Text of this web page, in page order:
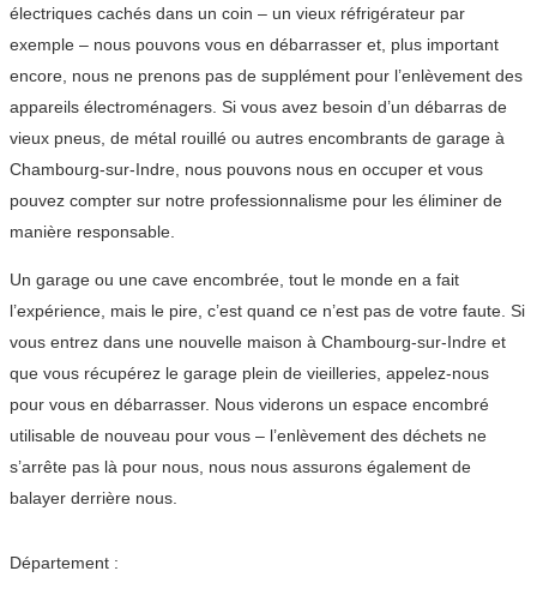
électriques cachés dans un coin – un vieux réfrigérateur par
exemple – nous pouvons vous en débarrasser et, plus important
encore, nous ne prenons pas de supplément pour l’enlèvement des
appareils électroménagers. Si vous avez besoin d’un débarras de
vieux pneus, de métal rouillé ou autres encombrants de garage à
Chambourg-sur-Indre, nous pouvons nous en occuper et vous
pouvez compter sur notre professionnalisme pour les éliminer de
manière responsable.
Un garage ou une cave encombrée, tout le monde en a fait
l’expérience, mais le pire, c’est quand ce n’est pas de votre faute. Si
vous entrez dans une nouvelle maison à Chambourg-sur-Indre et
que vous récupérez le garage plein de vieilleries, appelez-nous
pour vous en débarrasser. Nous viderons un espace encombré
utilisable de nouveau pour vous – l’enlèvement des déchets ne
s’arrête pas là pour nous, nous nous assurons également de
balayer derrière nous.
Département :